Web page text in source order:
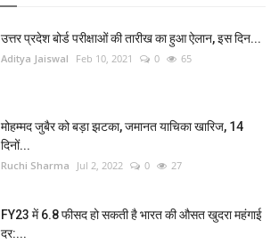
उत्तर प्रदेश बोर्ड परीक्षाओं की तारीख का हुआ ऐलान, इस दिन...
Aditya Jaiswal Feb 10, 2021 0 65
मोहम्मद जुबैर को बड़ा झटका, जमानत याचिका खारिज, 14
दिनों...
Ruchi Sharma Jul 2, 2022 0 27
FY23 में 6.8 फीसद हो सकती है भारत की औसत खुदरा महंगाई
दर:...